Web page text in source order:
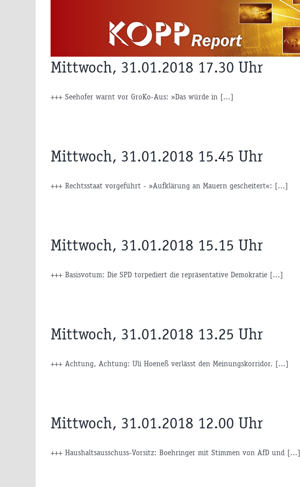
Mittwoch, 31.01.2018 17.30 Uhr
+++ Seehofer warnt vor GroKo-Aus: »Das würde in [...]
Mittwoch, 31.01.2018 15.45 Uhr
+++ Rechtsstaat vorgeführt - »Aufklärung an Mauern gescheitert«: [...]
Mittwoch, 31.01.2018 15.15 Uhr
+++ Basisvotum: Die SPD torpediert die repräsentative Demokratie [...]
Mittwoch, 31.01.2018 13.25 Uhr
+++ Achtung, Achtung: Uli Hoeneß verlässt den Meinungskorridor. [...]
Mittwoch, 31.01.2018 12.00 Uhr
+++ Haushaltsausschuss-Vorsitz: Boehringer mit Stimmen von AfD und [...]